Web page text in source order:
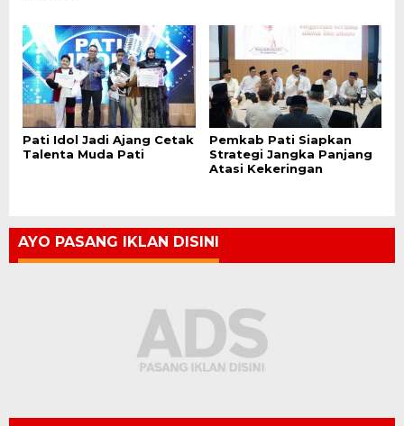
Pati Idol Jadi Ajang Cetak
Talenta Muda Pati
Pemkab Pati Siapkan
Strategi Jangka Panjang
Atasi Kekeringan
AYO PASANG IKLAN DISINI